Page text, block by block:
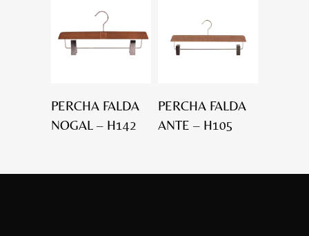
PERCHA FALDA
NOGAL – H142
PERCHA FALDA
ANTE – H105